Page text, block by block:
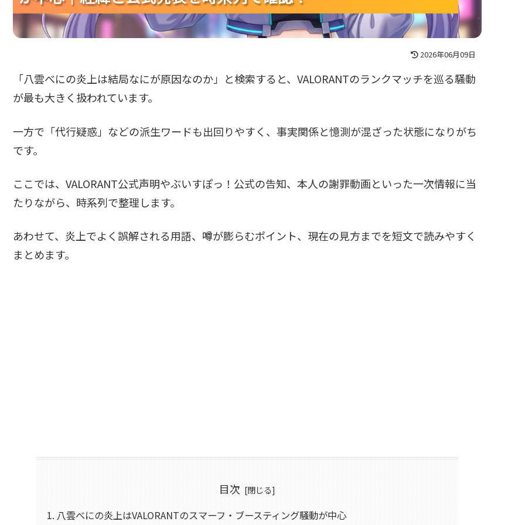
2026年06月09日
「八雲べにの炎上は結局なにが原因なのか」と検索すると、VALORANTのランクマッチを巡る騒動
が最も大きく扱われています。
一方で「代行疑惑」などの派生ワードも出回りやすく、事実関係と憶測が混ざった状態になりがち
です。
ここでは、VALORANT公式声明やぶいすぽっ！公式の告知、本人の謝罪動画といった一次情報に当
たりながら、時系列で整理します。
あわせて、炎上でよく誤解される用語、噂が膨らむポイント、現在の見方までを短文で読みやすく
まとめます。
目次
八雲べにの炎上はVALORANTのスマーフ・ブースティング騒動が中心